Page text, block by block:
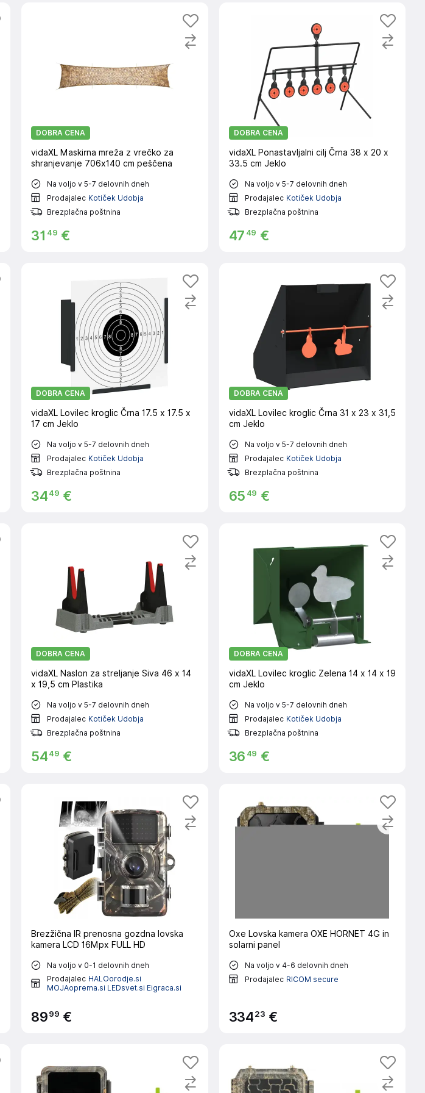
DOBRA CENA
vidaXL Maskirna mreža z vrečko za
shranjevanje 706x140 cm peščena
Na voljo v 5-7 delovnih dneh
Prodajalec Kotiček Udobja
Brezplačna poštnina
31 49 €
DOBRA CENA
vidaXL Ponastavljalni cilj Črna 38 x 20 x
33.5 cm Jeklo
Na voljo v 5-7 delovnih dneh
Prodajalec Kotiček Udobja
Brezplačna poštnina
47 49 €
DOBRA CENA
vidaXL Lovilec kroglic Črna 17.5 x 17.5 x
17 cm Jeklo
Na voljo v 5-7 delovnih dneh
Prodajalec Kotiček Udobja
Brezplačna poštnina
3449 €
DOBRA CENA
vidaXL Lovilec kroglic Črna 31 x 23 x 31,5
cm Jeklo
Na voljo v 5-7 delovnih dneh
Prodajalec Kotiček Udobja
Brezplačna poštnina
65 49 €
DOBRA CENA
vidaXL Naslon za streljanje Siva 46 x 14
x 19,5 cm Plastika
Na voljo v 5-7 delovnih dneh
Prodajalec Kotiček Udobja
Brezplačna poštnina
5449 €
DOBRA CENA
vidaXL Lovilec kroglic Zelena 14 x 14 x 19
cm Jeklo
Na voljo v 5-7 delovnih dneh
Prodajalec Kotiček Udobja
Brezplačna poštnina
36 49 €
Brezžična IR prenosna gozdna lovska
kamera LCD 16Mpx FULL HD
Na voljo v 0-1 delovnih dneh
Prodajalec HALOorodje.si
MOJAoprema.si LEDsvet.si Eigraca.si
8999 €
Oxe Lovska kamera OXE HORNET 4G in
solarni panel
Na voljo v 4-6 delovnih dneh
Prodajalec RICOM secure
33423 €